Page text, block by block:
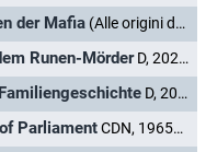
der Mafia (Alle origini della Mafia) I/GB, 1976
Runen-Mörder D, 2023–
D, 2013
ParliamentCDN, 1965–1969